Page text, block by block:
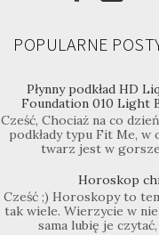
POPULARNE
Płynny podkład HD
Foundation 010 Light
Cześć, Chociaż na co
podkłady typu Fit Me, w
twarz jest w
Horoskop
Cześć ;) Horoskopy to
tak wiele. Wierzycie w
sama lubię je